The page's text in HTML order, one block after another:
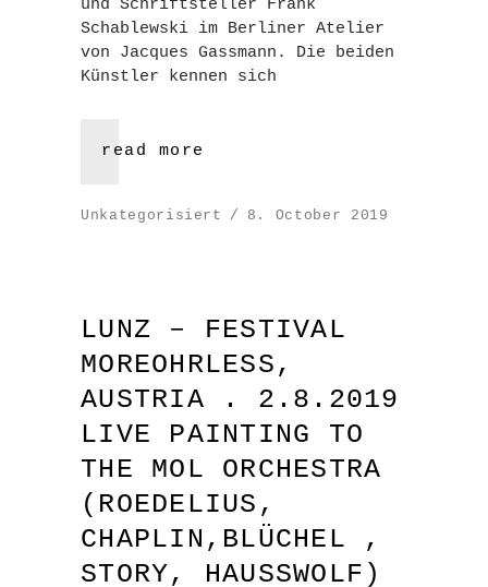
und Schriftsteller Frank
Schablewski im Berliner Atelier
von Jacques Gassmann. Die beiden
Künstler kennen sich
read more
Unkategorisiert 8. October 2019
LUNZ – FESTIVAL
MOREOHRLESS,
AUSTRIA . 2.8.2019
LIVE PAINTING TO
THE MOL ORCHESTRA
(ROEDELIUS,
CHAPLIN,BLÜCHEL ,
STORY, HAUSSWOLF)